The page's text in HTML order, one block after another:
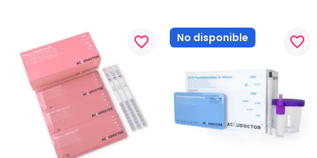
favorite_border No disponible favorite_border